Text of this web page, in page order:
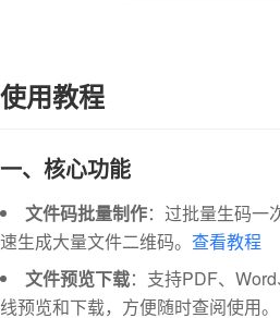
使用教程
一、核心功能
文件码批量制作：过批量生码一
速生成大量文件二维码。 查看教程
文件预览下载：支持PDF、
线预览和下载，方便随时查阅使用。